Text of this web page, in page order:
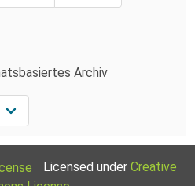
Archiv
Licensed under Creative